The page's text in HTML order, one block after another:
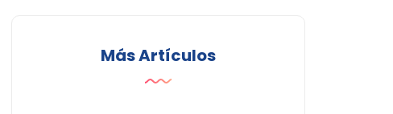
Más Artículos